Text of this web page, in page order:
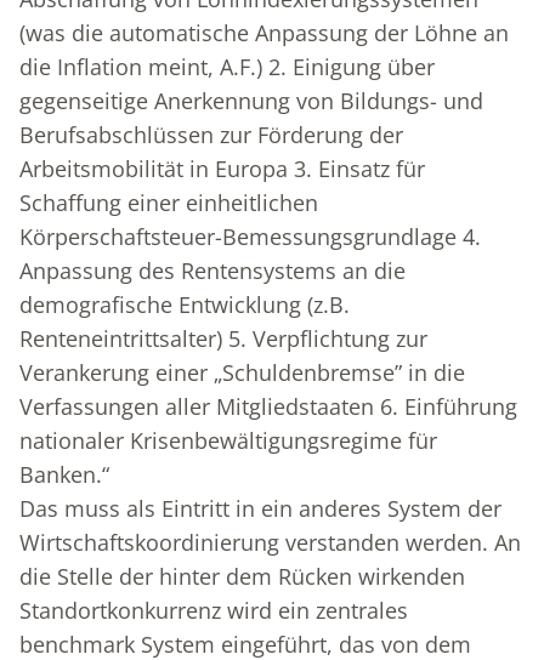
(was die automatische Anpassung der Löhne an
die Inflation meint, A.F.) 2. Einigung über
gegenseitige Anerkennung von Bildungs- und
Berufsabschlüssen zur Förderung der
Arbeitsmobilität in Europa 3. Einsatz für
Schaffung einer einheitlichen
Körperschaftsteuer-Bemessungsgrundlage 4.
Anpassung des Rentensystems an die
demografische Entwicklung (z.B.
Renteneintrittsalter) 5. Verpflichtung zur
Verankerung einer „Schuldenbremse” in die
Verfassungen aller Mitgliedstaaten 6. Einführung
nationaler Krisenbewältigungsregime für
Banken.“
Das muss als Eintritt in ein anderes System der
Wirtschaftskoordinierung verstanden werden. An
die Stelle der hinter dem Rücken wirkenden
Standortkonkurrenz wird ein zentrales
benchmark System eingeführt, das von dem